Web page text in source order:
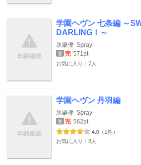
学園ヘヴン 七条編 ～
DARLING！～
氷栗優 Spray
巻 完 571pt
お気に入り：7人
学園ヘヴン 丹羽編
氷栗優 Spray
巻 完 562pt
4.0 （1件）
お気に入り：8人